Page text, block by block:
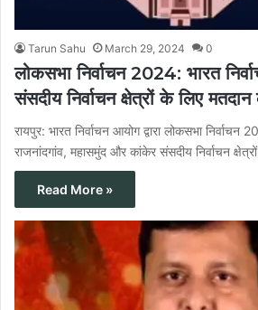
Tarun Sahu March 29, 2024 0
लोकसभा निर्वाचन 2024: भारत
संसदीय निर्वाचन क्षेत्रों के लिए
रायपुर: भारत निर्वाचन आयोग द्वारा लोकसभा
राजनांदगांव, महासमुंद और कांकेर संसदीय निर्वाचन
Read More »